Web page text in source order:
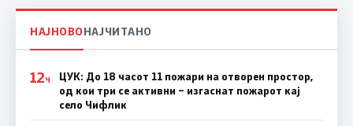
НАЈНОВОНАЈЧИТАНО
12Ч
ЦУК: До 18 часот 11 пожари на отворен простор,
од кои три се активни – изгаснат пожарот кај
село Чифлик